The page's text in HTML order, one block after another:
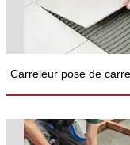
Carreleur pose de